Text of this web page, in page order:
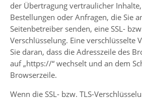
der Übertragung vertraulicher
Bestellungen oder Anfragen, die Sie
Seitenbetreiber senden, eine SSL-
Verschlüsselung. Eine verschlüsselte
Sie daran, dass die Adresszeile des
auf „https://“ wechselt und an dem
Browserzeile.
Wenn die SSL- bzw. TLS-